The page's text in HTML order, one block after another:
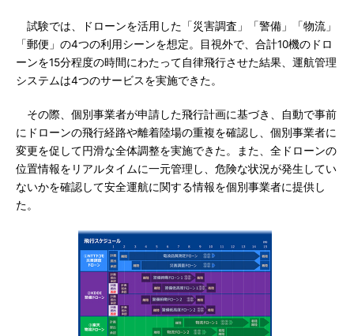
試験では、ドローンを活用した「災害調査」「警備」「物流」
「郵便」の4つの利用シーンを想定。目視外で、合計10機のドロ
ーンを15分程度の時間にわたって自律飛行させた結果、運航管理
システムは4つのサービスを実施できた。
その際、個別事業者が申請した飛行計画に基づき、自動で事前
にドローンの飛行経路や離着陸場の重複を確認し、個別事業者に
変更を促して円滑な全体調整を実施できた。また、全ドローンの
位置情報をリアルタイムに一元管理し、危険な状況が発生してい
ないかを確認して安全運航に関する情報を個別事業者に提供し
た。